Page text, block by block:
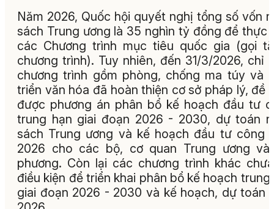
Năm 2026, Quốc hội quyết nghị tổng số vốn
sách Trung ương là 35 nghìn tỷ đồng để thực
các Chương trình mục tiêu quốc gia (gọi
chương trình). Tuy nhiên, đến 31/3/2026, chỉ
chương trình gồm phòng, chống ma túy và
triển văn hóa đã hoàn thiện cơ sở pháp lý, đề
được phương án phân bổ kế hoạch đầu tư
trung hạn giai đoạn 2026 - 2030, dự toán
sách Trung ương và kế hoạch đầu tư công
2026 cho các bộ, cơ quan Trung ương và
phương. Còn lại các chương trình khác
điều kiện để triển khai phân bổ kế hoạch trung
giai đoạn 2026 - 2030 và kế hoạch, dự toán